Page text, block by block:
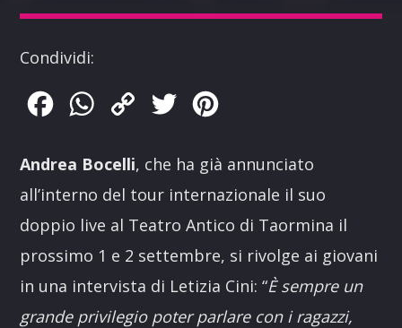
Condividi:
FacebookWhatsApp
Copy
Twitter
Andrea Bocelli, che ha già annunciato
all’interno del tour internazionale il suo
doppio live al Teatro Antico di Taormina il
prossimo 1 e 2 settembre, si rivolge ai giovani
in una intervista di Letizia Cini: “È sempre un
grande privilegio poter parlare con i ragazzi,